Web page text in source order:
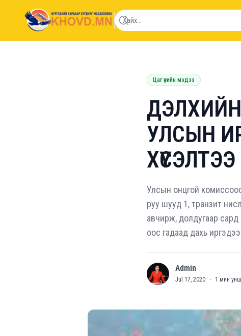
khovd.mn
Цаг үеийн мэдээ
УЛСЫН
Улсын онцгой
руу шууд 1, транзит
авчирж, долдугаар
оос гадаад дахь
A Admin
Jul 17, 2020 · 1 мин